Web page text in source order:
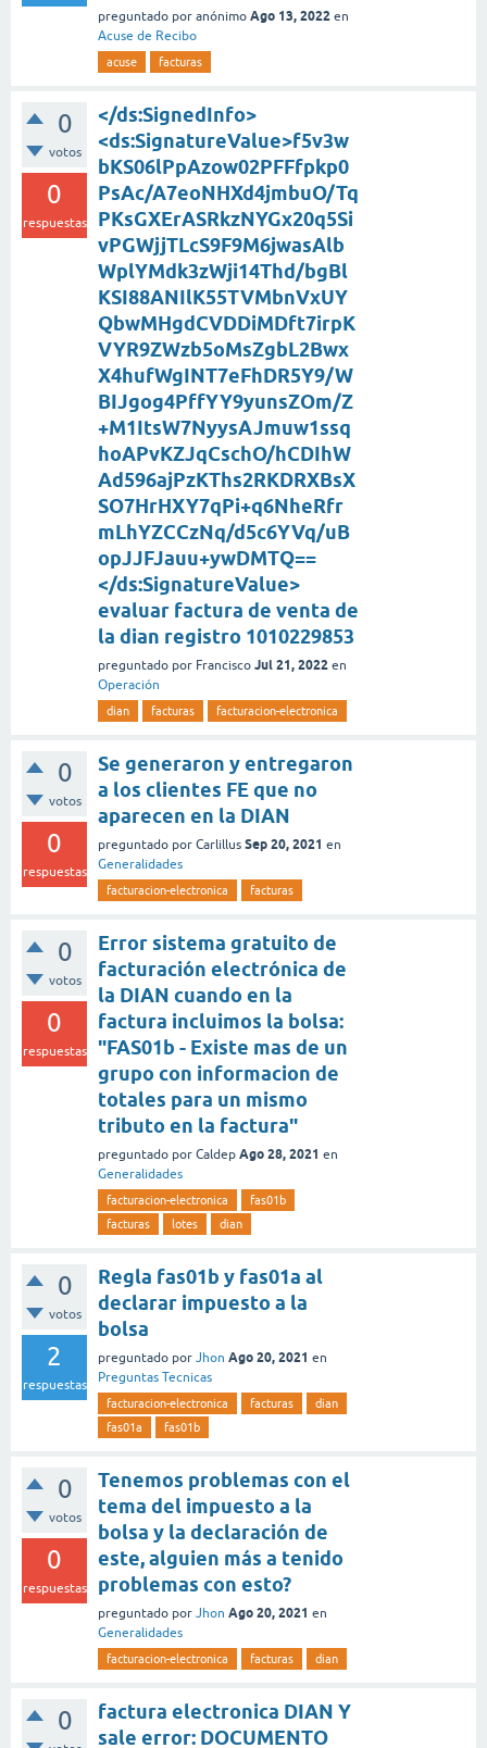
preguntado por anónimo Ago 13, 2022 en
Acuse de Recibo
acuse facturas
0
votos
0
respuestas
</ds:SignedInfo>
<ds:SignatureValue>f5v3w
bKS06lPpAzow02PFFfpkp0
PsAc/A7eoNHXd4jmbuO/Tq
PKsGXErASRkzNYGx20q5Si
vPGWjjTLcS9F9M6jwasAlb
WplYMdk3zWji14Thd/bgBl
KSI88ANIlK55TVMbnVxUY
QbwMHgdCVDDiMDft7irpK
VYR9ZWzb5oMsZgbL2Bwx
X4hufWgINT7eFhDR5Y9/W
BIJgog4PffYY9yunsZOm/Z
+M1ItsW7NyysAJmuw1ssq
hoAPvKZJqCschO/hCDIhW
Ad596ajPzKThs2RKDRXBsX
SO7HrHXY7qPi+q6NheRfr
mLhYZCCzNq/d5c6YVq/uB
opJJFJauu+ywDMTQ==
</ds:SignatureValue>
evaluar factura de venta de
la dian registro 1010229853
preguntado por Francisco Jul 21, 2022 en
Operación
dian facturas facturacion-electronica
0
votos
0
respuestas
Se generaron y entregaron
a los clientes FE que no
aparecen en la DIAN
preguntado por Carlillus Sep 20, 2021 en
Generalidades
facturacion-electronica facturas
0
votos
0
respuestas
Error sistema gratuito de
facturación electrónica de
la DIAN cuando en la
factura incluimos la bolsa:
"FAS01b - Existe mas de un
grupo con informacion de
totales para un mismo
tributo en la factura"
preguntado por Caldep Ago 28, 2021 en
Generalidades
facturacion-electronica
fas01b
facturas
lotes dian
0
votos
2
respuestas
Regla fas01b y fas01a al
declarar impuesto a la
bolsa
preguntado por Jhon Ago 20, 2021 en
Preguntas Tecnicas
facturacion-electronica facturas
dian
fas01a
fas01b
0
votos
0
respuestas
Tenemos problemas con el
tema del impuesto a la
bolsa y la declaración de
este, alguien más a tenido
problemas con esto?
preguntado por Jhon Ago 20, 2021 en
Generalidades
facturacion-electronica facturas dian
0
factura electronica DIAN Y
sale error: DOCUMENTO